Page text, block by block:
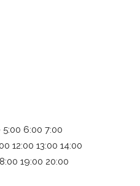
5:00 6:00 7:00
12:00 13:00 14:00
19:00 20:00